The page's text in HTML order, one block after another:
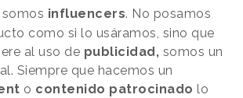
influencers. No posamos
como si lo usáramos, sino que
al uso de publicidad, somos un
Siempre que hacemos un
o contenido patrocinado lo